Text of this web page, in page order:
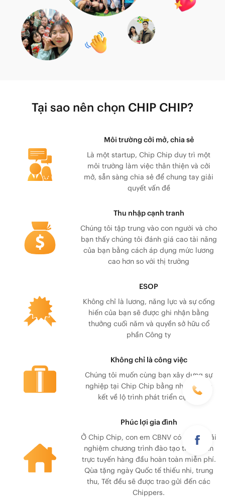
Tại sao nên chọn CHIP CHIP?
Môi trường cởi mở, chia sẻ
Là một startup, Chip Chip duy trì một
môi trường làm việc thân thiện và cởi
mở, sẵn sàng chia sẻ để chung tay giải
quyết vấn đề
Thu nhập cạnh tranh
Chúng tôi tập trung vào con người và cho
bạn thấy chúng tôi đánh giá cao tài năng
của bạn bằng cách áp dụng mức lương
cao hơn so với thị trường
ESOP
Không chỉ là lương, năng lực và sự cống
hiến của bạn sẽ được ghi nhận bằng
thưởng cuối năm và quyền sở hữu cổ
phần Công ty
Không chỉ là công việc
Chúng tôi muốn cùng bạn xây dựng sự
nghiệp tại Chip Chip bằng những cam
kết về lộ trình phát triển cụ thể
Phúc lợi gia đình
Ở Chip Chip, con em CBNV có cơ hội trải
nghiệm chương trình đào tạo tiếng Anh
trực tuyến hàng đầu hoàn toàn miễn phí.
Qùa tặng ngày Quốc tế thiếu nhi, trung
thu, Tết đều sẽ được trao gửi đến các
Chippers.